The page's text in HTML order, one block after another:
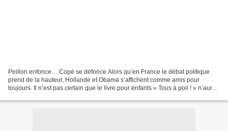
Peillon enfonce… Copé se défonce Alors qu’en France le débat politique
prend de la hauteur, Hollande et Obama s’affichent comme amis pour
toujours. Il n’est pas certain que le livre pour enfants « Tous à poil ! » n’aurait